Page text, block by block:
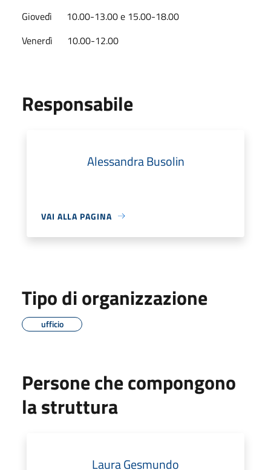
Giovedì 10.00-13.00 e 15.00-18.00
Venerdì 10.00-12.00
Responsabile
Alessandra Busolin
VAI ALLA PAGINA
Tipo di organizzazione
ufficio
Persone che compongono
la struttura
Laura Gesmundo